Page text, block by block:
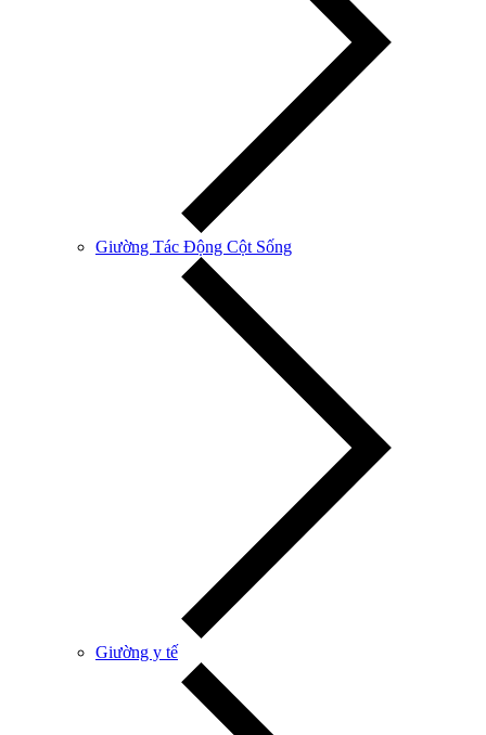
Giường Tác Động Cột Sống
Giường y tế